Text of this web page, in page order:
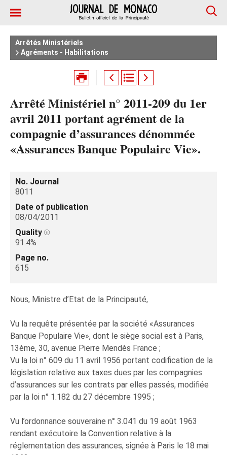
Arrêtés Ministériels
Agréments - Habilitations
Arrêté Ministériel n° 2011-209 du 1er
avril 2011 portant agrément de la
compagnie d’assurances dénommée
«Assurances Banque Populaire Vie».
No. Journal
8011
Date of publication
08/04/2011
Quality
91.4%
Page no.
615
Nous, Ministre d’Etat de la Principauté,
Vu la requête présentée par la société «Assurances
Banque Populaire Vie», dont le siège social est à Paris,
13ème, 30, avenue Pierre Mendès France ;
Vu la loi n° 609 du 11 avril 1956 portant codification de la
législation relative aux taxes dues par les compagnies
d’assurances sur les contrats par elles passés, modifiée
par la loi n° 1.182 du 27 décembre 1995 ;
Vu l’ordonnance souveraine n° 3.041 du 19 août 1963
rendant exécutoire la Convention relative à la
réglementation des assurances, signée à Paris le 18 mai